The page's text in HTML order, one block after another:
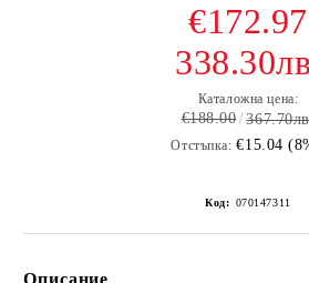
€172.97
Каталожна цена:
€188.00
Отстъпка: €15.04
Код: 070147311
Описание